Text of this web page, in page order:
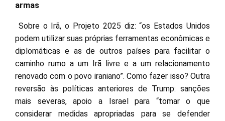
armas
Sobre o Irã, o Projeto 2025 diz: “os Estados Unidos
podem utilizar suas próprias ferramentas econômicas e
diplomáticas e as de outros países para facilitar o
caminho rumo a um Irã livre e a um relacionamento
renovado com o povo iraniano”. Como fazer isso? Outra
reversão às políticas anteriores de Trump: sanções
mais severas, apoio a Israel para “tomar o que
considerar medidas apropriadas para se defender